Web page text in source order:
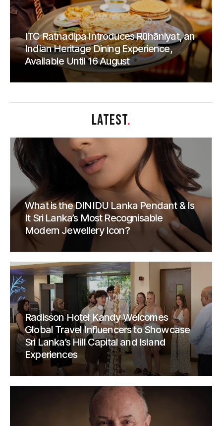
ITC Ratnadipa Introduces Rūhāniyat, an
Indian Heritage Dining Experience,
Available Until 16 August
LATEST.
What is the DINIDU Lanka Pendant & Is
It Sri Lanka’s Most Recognisable
Modern Jewellery Icon?
Radisson Hotel Kandy Welcomes
Global Travel Influencers to Showcase
Sri Lanka’s Hill Capital and Island
Experiences